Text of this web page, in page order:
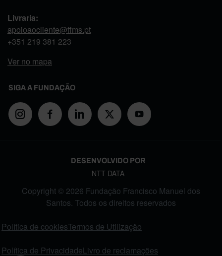
Livraria:
apoioaocliente@ffms.pt
+351 219 381 223
Ver no mapa
SIGA A FUNDAÇÃO
DESENVOLVIDO POR
NTT DATA
Copyright © 2026 Fundação Francisco Manuel dos
Santos. Todos os direitos reservados
Política de cookiesTermos de Utilização
Política de PrivacidadeLivro de reclamações